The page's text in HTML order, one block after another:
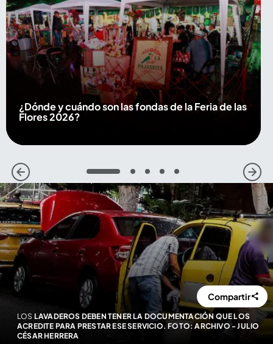
¿Dónde y cuándo son las fondas de la Feria de las
Flores 2026?
1 2 3 4 5
LOS LAVADEROS DEBEN TENER LA DOCUMENTACIÓN QUE LOS
ACREDITE PARA PRESTAR ESE SERVICIO. FOTO: ARCHIVO - JULIO
CÉSAR HERRERA
Compartir